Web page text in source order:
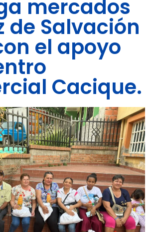
mercados
de Salvación
el apoyo
Cacique.